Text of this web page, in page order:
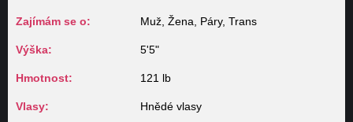
Zajímám se o: Muž, Žena, Páry, Trans
Výška: 5'5"
Hmotnost: 121 lb
Vlasy: Hnědé vlasy